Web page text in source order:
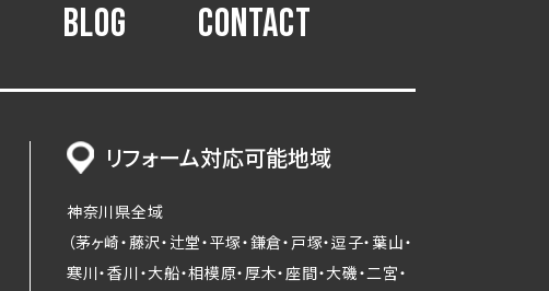
BLOG CONTACT
リフォーム対応可能地域
神奈川県全域
（茅ヶ崎・藤沢・辻堂・平塚・鎌倉・戸塚・逗子・葉山・
寒川・香川・大船・相模原・厚木・座間・大磯・二宮・